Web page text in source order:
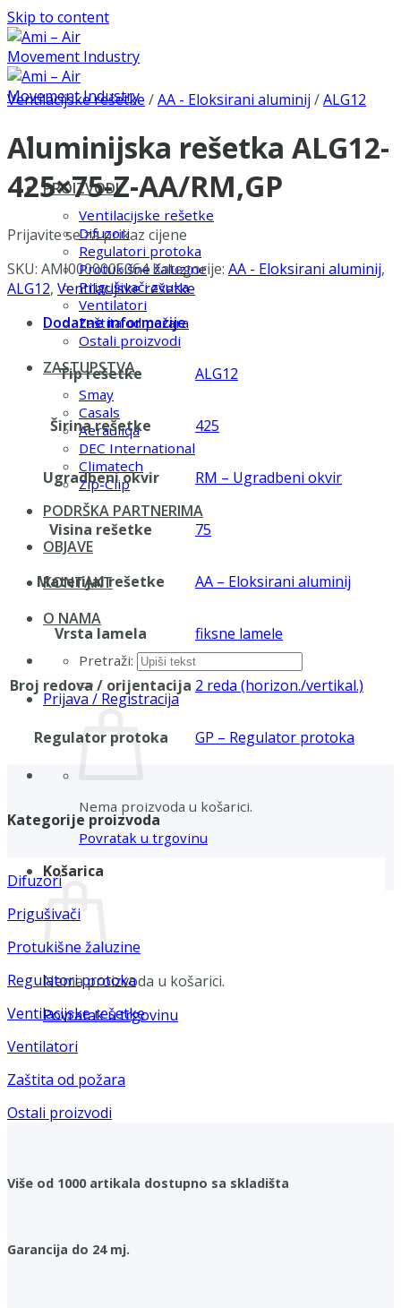
Skip to content
PROIZVODI
Ventilacijske rešetke
Difuzori
Regulatori protoka
Protukišne žaluzine
Prigušivači zvuka
Ventilatori
Zaštita od požara
Ostali proizvodi
ZASTUPSTVA
Smay
Casals
Aerauliqa
DEC International
Climatech
Zip-Clip
PODRŠKA PARTNERIMA
OBJAVE
KONTAKT
O NAMA
Pretraži:
Prijava / Registracija
Nema proizvoda u košarici.
Povratak u trgovinu
Košarica
Nema proizvoda u košarici.
Povratak u trgovinu
Ventilacijske rešetke /AA - Eloksirani aluminij /ALG12
Aluminijska rešetka ALG12-
425×75-Z-AA/RM,GP
Prijavite se za prikaz cijene
SKU: AMI0000005064 Kategorije: AA - Eloksirani aluminij,
ALG12, Ventilacijske rešetke
Dodatne informacije
Tip rešetke ALG12
Širina rešetke 425
Ugradbeni okvir RM – Ugradbeni okvir
Visina rešetke 75
Materijal rešetke AA – Eloksirani aluminij
Vrsta lamela fiksne lamele
Broj redova / orijentacija 2 reda (horizon./vertikal.)
Regulator protoka GP – Regulator protoka
Kategorije proizvoda
Difuzori
Prigušivači
Protukišne žaluzine
Regulatori protoka
Ventilacijske rešetke
Ventilatori
Zaštita od požara
Ostali proizvodi
Više od 1000 artikala dostupno sa skladišta
Garancija do 24 mj.